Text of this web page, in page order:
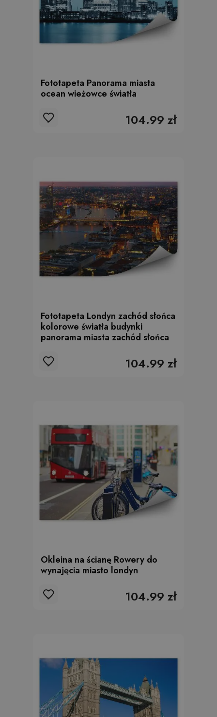
Fototapeta Panorama miasta
ocean wieżowce światła
104.99 zł
Fototapeta Londyn zachód słońca
kolorowe światła budynki
panorama miasta zachód słońca
104.99 zł
Okleina na ścianę Rowery do
wynajęcia miasto londyn
104.99 zł